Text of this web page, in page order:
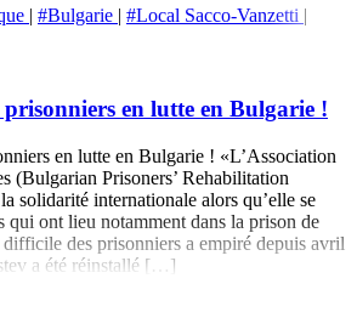
| #Bulgarie | #Local Sacco-Vanzetti |
prisonniers en lutte en Bulgarie !
en lutte en Bulgarie ! «L’Association
(Bulgarian Prisoners’ Rehabilitation
solidarité internationale alors qu’elle se
qui ont lieu notamment dans la prison de
des prisonniers a empiré depuis avril
a été réinstallé […]